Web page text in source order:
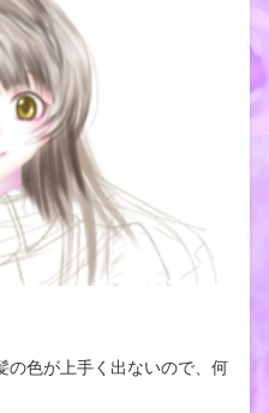
の色が上手く出ないので、何